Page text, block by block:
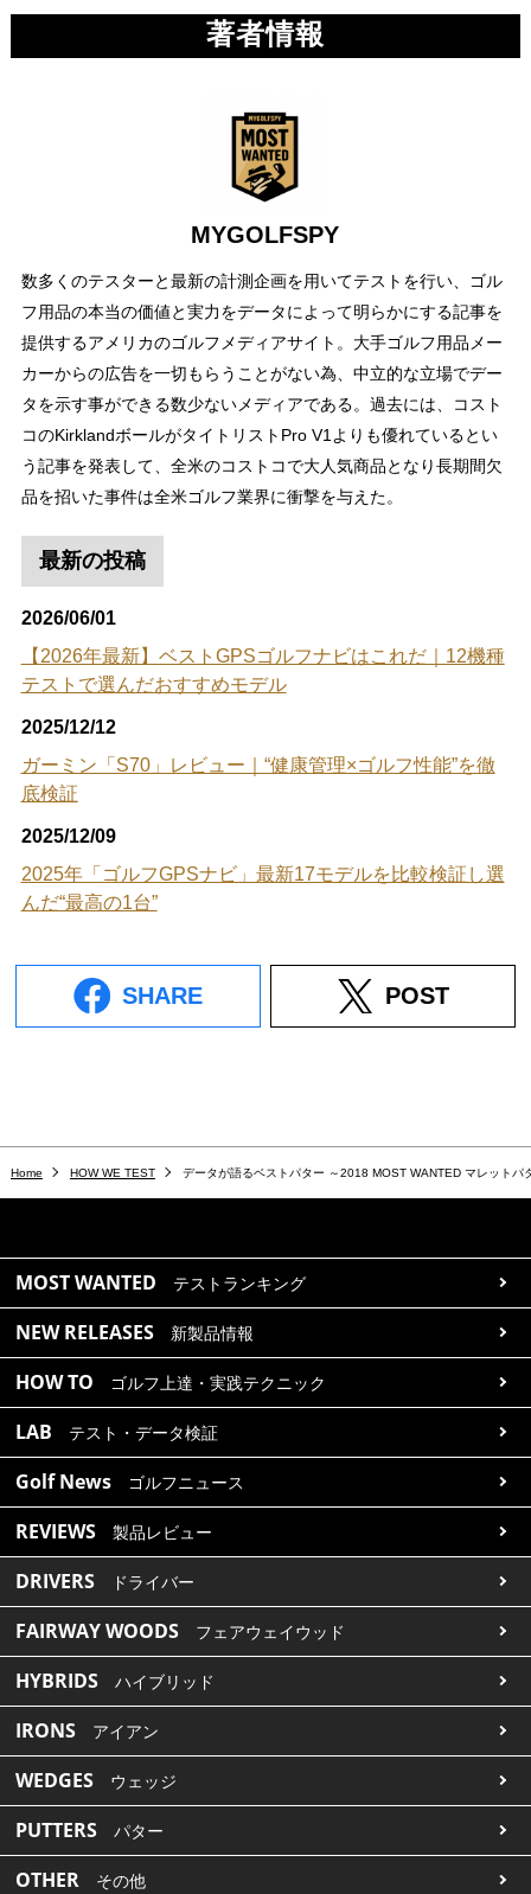
著者情報
MYGOLFSPY
数多くのテスターと最新の計測企画を用いてテストを行い、ゴル
フ用品の本当の価値と実力をデータによって明らかにする記事を
提供するアメリカのゴルフメディアサイト。大手ゴルフ用品メー
カーからの広告を一切もらうことがない為、中立的な立場でデー
タを示す事ができる数少ないメディアである。過去には、コスト
コのKirklandボールがタイトリストPro V1よりも優れているとい
う記事を発表して、全米のコストコで大人気商品となり長期間欠
品を招いた事件は全米ゴルフ業界に衝撃を与えた。
最新の投稿
2026/06/01
【2026年最新】ベストGPSゴルフナビはこれだ｜12機種
テストで選んだおすすめモデル
2025/12/12
ガーミン「S70」レビュー｜“健康管理×ゴルフ性能”を徹
底検証
2025/12/09
2025年「ゴルフGPSナビ」最新17モデルを比較検証し選
んだ“最高の1台”
SHARE POST
Home HOW WE TEST データが語るベストパター ～2018 MOST WANTED マレットパ
MOST WANTED テストランキング
NEW RELEASES 新製品情報
HOW TO ゴルフ上達・実践テクニック
LAB テスト・データ検証
Golf News ゴルフニュース
REVIEWS 製品レビュー
DRIVERS ドライバー
FAIRWAY WOODS フェアウェイウッド
HYBRIDS ハイブリッド
IRONS アイアン
WEDGES ウェッジ
PUTTERS パター
OTHER その他